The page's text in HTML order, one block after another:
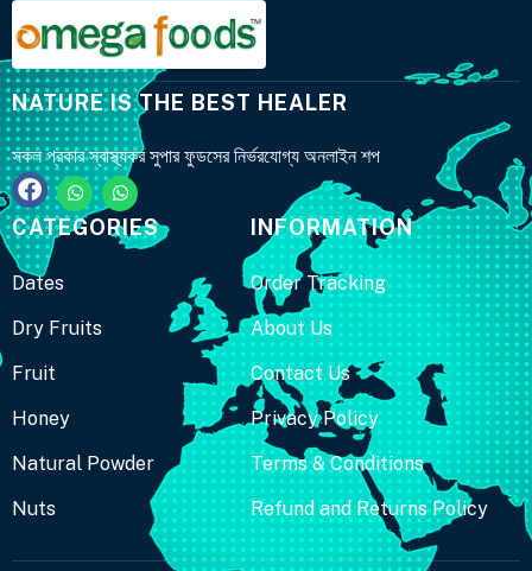
NATURE IS THE BEST HEALER
সকল প্রকার স্বাস্থ্যকর সুপার ফুডসের নির্ভরযোগ্য অনলাইন শপ
CATEGORIES
Dates
Dry Fruits
Fruit
Honey
Natural Powder
Nuts
INFORMATION
Order Tracking
About Us
Contact Us
Privacy Policy
Terms & Conditions
Refund and Returns Policy